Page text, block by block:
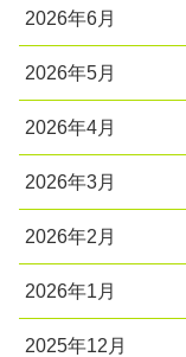
2026年6月
2026年5月
2026年4月
2026年3月
2026年2月
2026年1月
2025年12月